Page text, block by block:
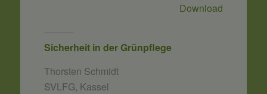
Download
Sicherheit in der Grünpflege
Thorsten Schmidt
SVLFG, Kassel